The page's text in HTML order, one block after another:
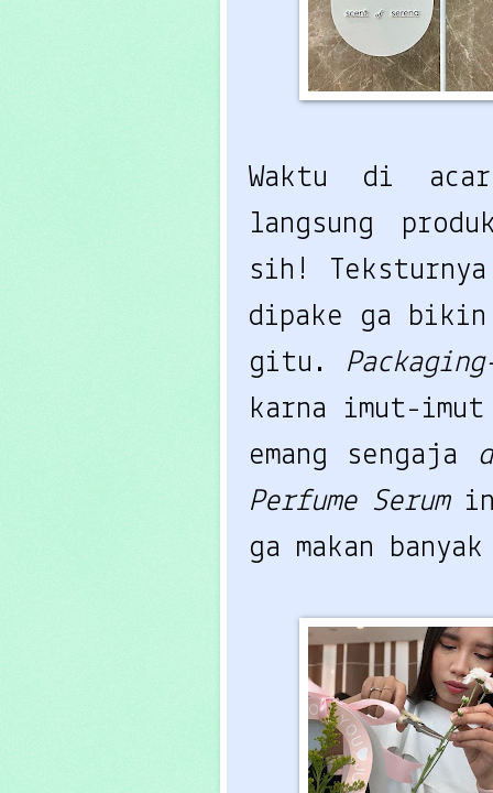
Waktu di
langsung
sih!
dipake ga bikin
gitu.
karna imut-
emang sengaja
Perfume Serum
ga makan